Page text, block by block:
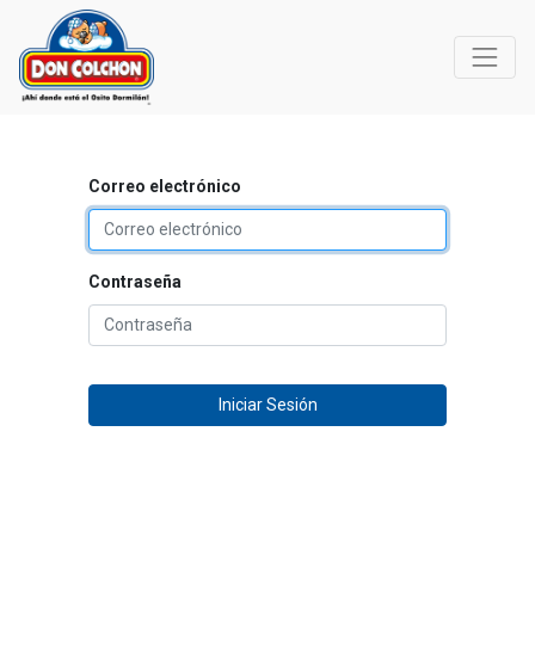
Correo electrónico
Contraseña
Iniciar Sesión